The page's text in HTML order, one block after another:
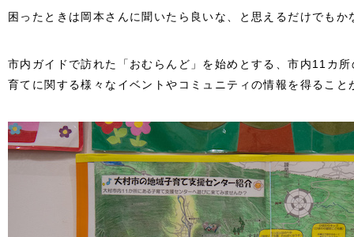
困ったときは岡本さんに聞いたら良いな、と思えるだけでも
市内ガイドで訪れた「おむらんど」を始めとする、市内11カ
育てに関する様々なイベントやコミュニティの情報を得ること